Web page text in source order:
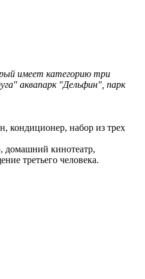
имеет категорию три
аквапарк "Дельфин", парк
кондиционер, набор из трех
домашний кинотеатр,
третьего человека.